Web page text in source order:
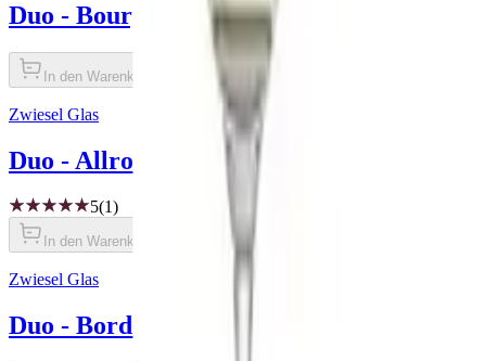
Duo - Bourgogne (2 Stück.)
In den Warenkorb legen
Zwiesel Glas
Duo - Allround (2 Stück.)
5(1)
In den Warenkorb legen
Zwiesel Glas
Duo - Bordeaux (2 Stück)